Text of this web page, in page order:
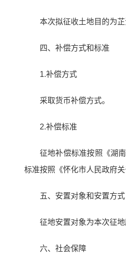
本次拟征收土地目的为
四、补偿方式和标准
1.补偿方式
采取货币补偿方式。
2.补偿标准
征地补偿标准按照《湖
标准按照《怀化市人民政府
五、安置对象和安置方式
征地安置对象为本次征
六、社会保障